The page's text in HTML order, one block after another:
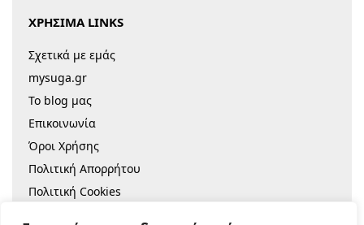
ΧΡΗΣΙΜΑ LINKS
Σχετικά με εμάς
mysuga.gr
Το blog μας
Επικοινωνία
Όροι Χρήσης
Πολιτική Απορρήτου
Πολιτική Cookies